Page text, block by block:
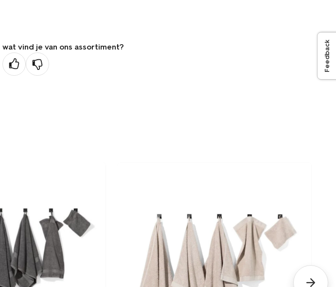
wat vind je van ons assortiment? Feedback